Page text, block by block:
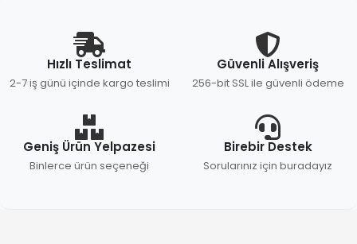
Hızlı Teslimat
2-7 iş günü içinde kargo teslimi
Güvenli Alışveriş
256-bit SSL ile güvenli ödeme
Geniş Ürün Yelpazesi
Binlerce ürün seçeneği
Birebir Destek
Sorularınız için buradayız